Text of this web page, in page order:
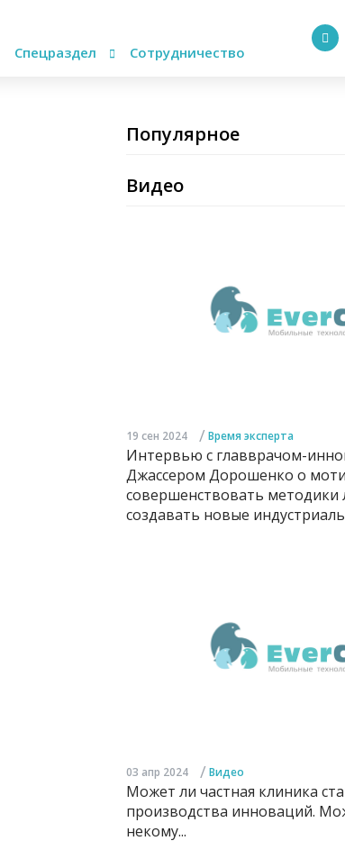
Спецраздел Сотрудничество
Популярное
Видео
19 сен 2024 / Время эксперта
Интервью с главврачом-
Джассером Дорошенко о
совершенствовать методики
создавать новые
03 апр 2024 / Видео
Может ли частная клиника
производства инноваций.
некому...